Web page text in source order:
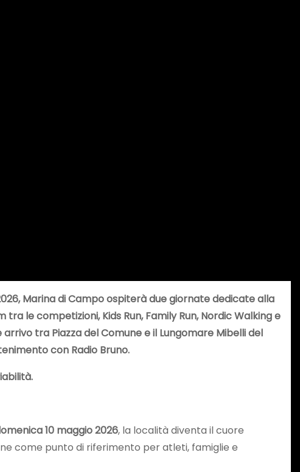
Marina di Campo ospiterà due giornate dedicate alla
le competizioni, Kids Run, Family Run, Nordic Walking e
tra Piazza del Comune e il Lungomare Mibelli del
con Radio Bruno.
10 maggio 2026, la località diventa il cuore
come punto di riferimento per atleti, famiglie e